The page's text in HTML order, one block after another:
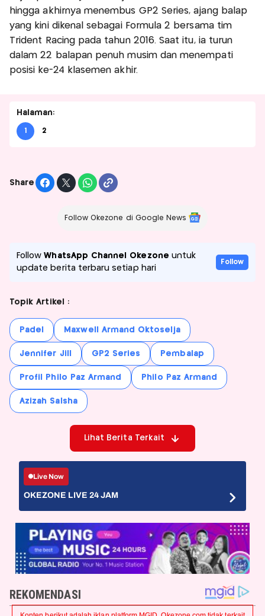
hingga akhirnya menembus GP2 Series, ajang balap
yang kini dikenal sebagai Formula 2 bersama tim
Trident Racing pada tahun 2016. Saat itu, ia turun
dalam 22 balapan penuh musim dan menempati
posisi ke-24 klasemen akhir.
Halaman:
1 2
Share
Follow Okezone di Google News
FollowWhatsApp Channel Okezone untuk
update berita terbaru setiap hari
Follow
Topik Artikel :
Padel Maxwell Armand Oktoselja
Jennifer Jill GP2 Series Pembalap
Profil Philo Paz Armand Philo Paz Armand
Azizah Salsha
Lihat Berita Terkait
Live Now
OKEZONE LIVE 24 JAM